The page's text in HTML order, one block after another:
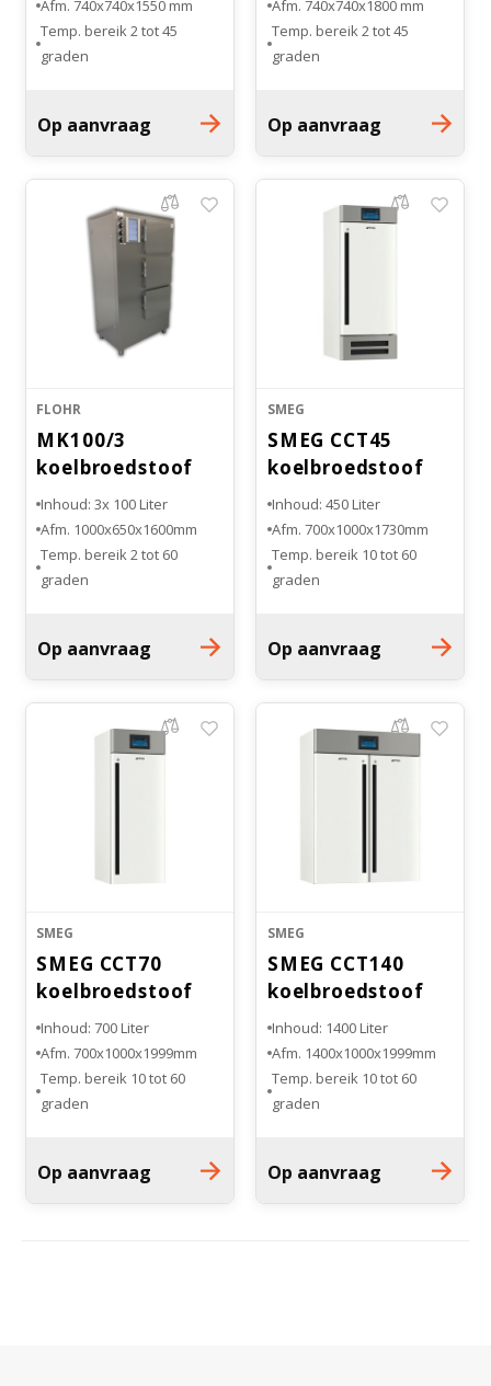
Afm. 740x740x1550 mm
Temp. bereik 2 tot 45
graden
Op aanvraag
Afm. 740x740x1800 mm
Temp. bereik 2 tot 45
graden
Op aanvraag
FLOHR
MK100/3
koelbroedstoof
Inhoud: 3x 100 Liter
Afm. 1000x650x1600mm
Temp. bereik 2 tot 60
graden
per compartiment
Op aanvraag
SMEG
SMEG CCT45
koelbroedstoof
Inhoud: 450 Liter
Afm. 700x1000x1730mm
Temp. bereik 10 tot 60
graden
Op aanvraag
SMEG
SMEG CCT70
koelbroedstoof
Inhoud: 700 Liter
Afm. 700x1000x1999mm
Temp. bereik 10 tot 60
graden
Op aanvraag
SMEG
SMEG CCT140
koelbroedstoof
Inhoud: 1400 Liter
Afm. 1400x1000x1999mm
Temp. bereik 10 tot 60
graden
Op aanvraag